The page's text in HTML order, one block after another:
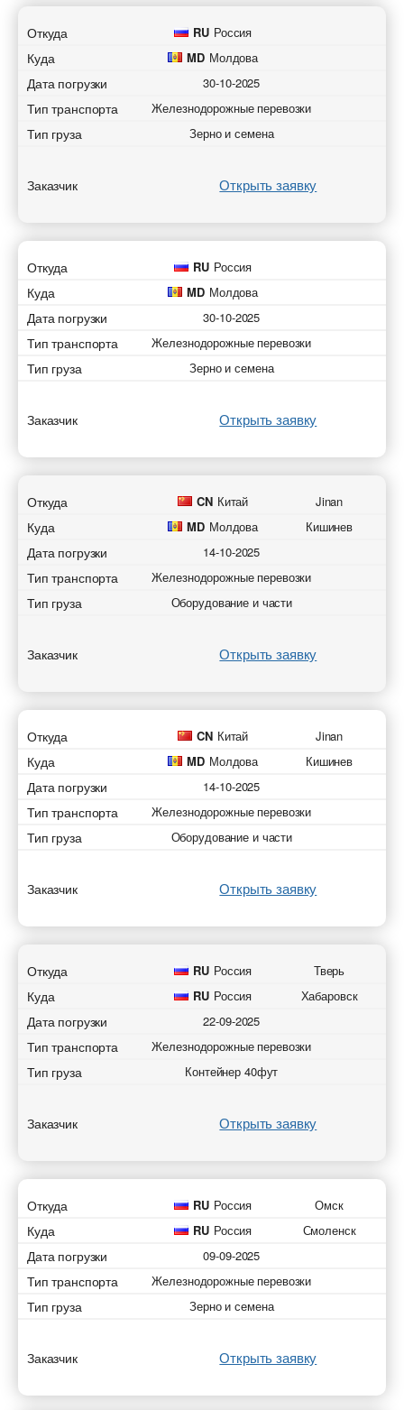
Объем груза
Отправляя заявку, вы соглашаетесь на обработку
персональных данных.
Отправляя заявку, вы соглашаетесь на обработку
персональных данных.
Откуда RU Россия
Куда MD Молдова
Дата погрузки 30-10-2025
Тип транспорта Железнодорожные перевозки
Тип груза Зерно и семена
Заказчик Открыть заявку
Откуда RU Россия
Куда MD Молдова
Дата погрузки 30-10-2025
Тип транспорта Железнодорожные перевозки
Тип груза Зерно и семена
Заказчик Открыть заявку
Откуда CN Китай Jinan
Куда MD Молдова Кишинев
Дата погрузки 14-10-2025
Тип транспорта Железнодорожные перевозки
Тип груза Оборудование и части
Заказчик Открыть заявку
Откуда CN Китай Jinan
Куда MD Молдова Кишинев
Дата погрузки 14-10-2025
Тип транспорта Железнодорожные перевозки
Тип груза Оборудование и части
Заказчик Открыть заявку
Откуда RU Россия Тверь
Куда RU Россия Хабаровск
Дата погрузки 22-09-2025
Тип транспорта Железнодорожные перевозки
Тип груза Контейнер 40фут
Заказчик Открыть заявку
Откуда RU Россия Омск
Куда RU Россия Смоленск
Дата погрузки 09-09-2025
Тип транспорта Железнодорожные перевозки
Тип груза Зерно и семена
Заказчик Открыть заявку
Объем груза
Отправляя заявку, вы соглашаетесь на обработку
персональных данных.
Отправляя заявку, вы соглашаетесь на обработку
персональных данных.